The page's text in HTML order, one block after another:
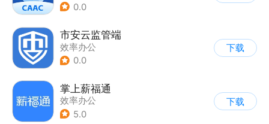
0.0
市安云监管端
效率办公
0.0
下载
掌上薪福通
效率办公
5.0
下载